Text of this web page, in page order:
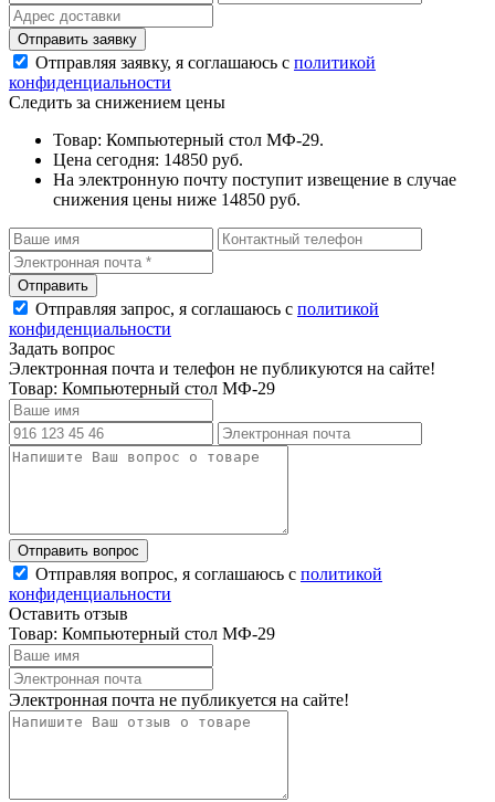
Отправляя заявку, я соглашаюсь с политикой
конфиденциальности
Следить за снижением цены
Товар: Компьютерный стол МФ-29.
Цена сегодня: 14850 руб.
На электронную почту поступит извещение в случае
снижения цены ниже 14850 руб.
Отправляя запрос, я соглашаюсь с политикой
конфиденциальности
Задать вопрос
Электронная почта и телефон не публикуются на сайте!
Товар: Компьютерный стол МФ-29
Отправляя вопрос, я соглашаюсь с политикой
конфиденциальности
Оставить отзыв
Товар: Компьютерный стол МФ-29
Электронная почта не публикуется на сайте!